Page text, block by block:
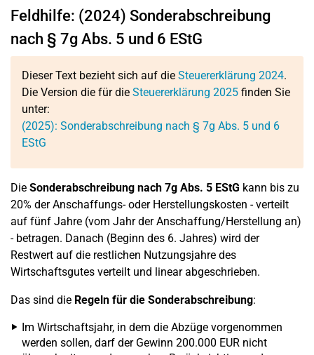
Feldhilfe: (2024) Sonderabschreibung
nach § 7g Abs. 5 und 6 EStG
Dieser Text bezieht sich auf die Steuererklärung 2024.
Die Version die für die Steuererklärung 2025 finden Sie
unter:
(2025): Sonderabschreibung nach § 7g Abs. 5 und 6
EStG
Die Sonderabschreibung nach 7g Abs. 5 EStG kann bis zu
20% der Anschaffungs- oder Herstellungskosten - verteilt
auf fünf Jahre (vom Jahr der Anschaffung/Herstellung an)
- betragen. Danach (Beginn des 6. Jahres) wird der
Restwert auf die restlichen Nutzungsjahre des
Wirtschaftsgutes verteilt und linear abgeschrieben.
Das sind die Regeln für die Sonderabschreibung:
Im Wirtschaftsjahr, in dem die Abzüge vorgenommen
werden sollen, darf der Gewinn 200.000 EUR nicht